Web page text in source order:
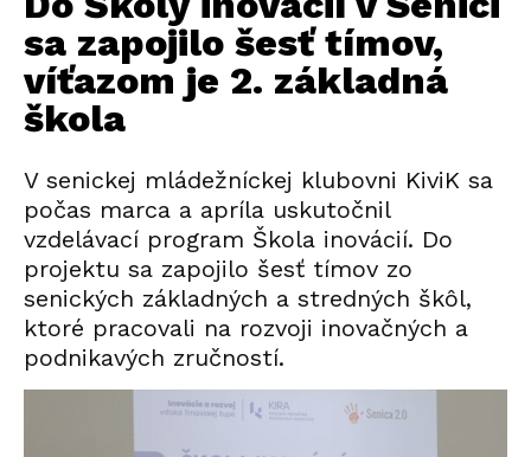
sa zapojilo šesť tímov,
víťazom je 2. základná
škola
V senickej mládežníckej klubovni KiviK sa
počas marca a apríla uskutočnil
vzdelávací program Škola inovácií. Do
projektu sa zapojilo šesť tímov zo
senických základných a stredných škôl,
ktoré pracovali na rozvoji inovačných a
podnikavých zručností.